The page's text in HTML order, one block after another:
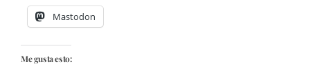
Mastodon
Me gusta esto: